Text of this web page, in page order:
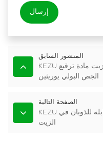
إرسال
المنشور السابق
KEZU رغوة سريعة قابلة للذوبان في الزيت مادة ترقيع
الجص البولي يوريثين
الصفحة التالية
KEZU مواد ترقيع الجص البولي يوريثين القابلة للذوبان في
الزيت